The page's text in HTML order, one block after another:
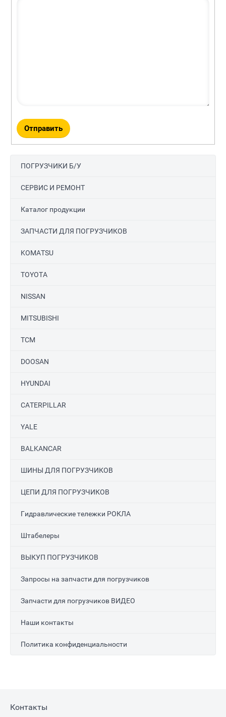
ПОГРУЗЧИКИ Б/У
СЕРВИС И РЕМОНТ
Каталог продукции
ЗАПЧАСТИ ДЛЯ ПОГРУЗЧИКОВ
KOMATSU
TOYOTA
NISSAN
MITSUBISHI
TCM
DOOSAN
HYUNDAI
CATERPILLAR
YALE
BALKANCAR
ШИНЫ ДЛЯ ПОГРУЗЧИКОВ
ЦЕПИ ДЛЯ ПОГРУЗЧИКОВ
Гидравлические тележки РОКЛА
Штабелеры
ВЫКУП ПОГРУЗЧИКОВ
Запросы на запчасти для погрузчиков
Запчасти для погрузчиков ВИДЕО
Наши контакты
Политика конфиденциальности
Контакты